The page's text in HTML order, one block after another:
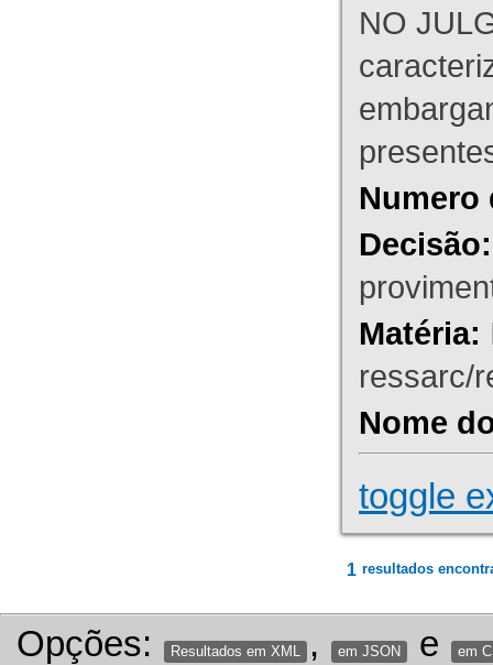
NO
Numero
Decisão:
Matéria:
ressarc/
Nome
toggle
1 resultados
Opções: Resultados em XML , em JSON e em